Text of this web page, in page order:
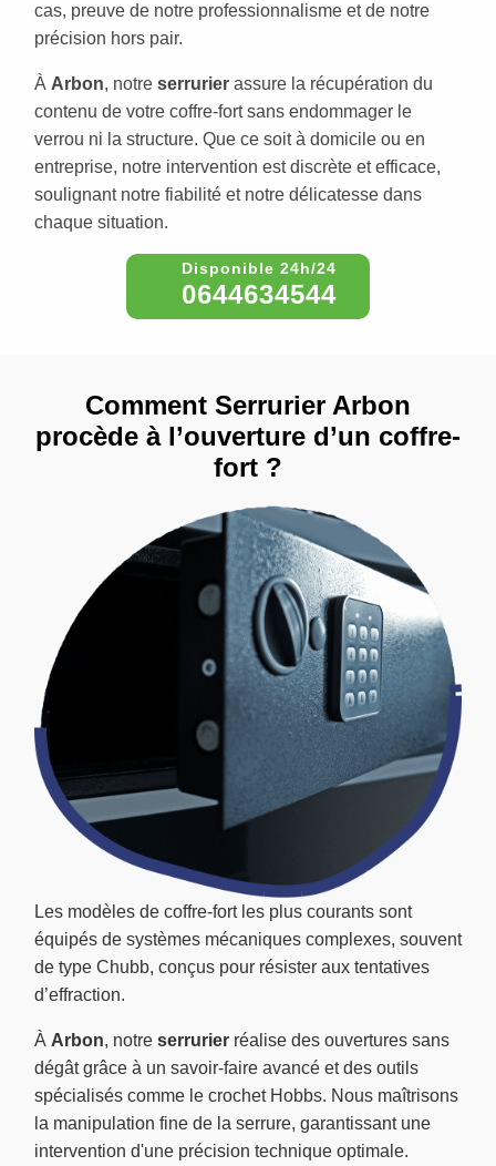
cas, preuve de notre professionnalisme et de notre
précision hors pair.
À Arbon, notre serrurier assure la récupération du
contenu de votre coffre-fort sans endommager le
verrou ni la structure. Que ce soit à domicile ou en
entreprise, notre intervention est discrète et efficace,
soulignant notre fiabilité et notre délicatesse dans
chaque situation.
0644634544
Les modèles de coffre-fort les plus courants sont
équipés de systèmes mécaniques complexes, souvent
de type Chubb, conçus pour résister aux tentatives
d’effraction.
À Arbon, notre serrurier réalise des ouvertures sans
dégât grâce à un savoir-faire avancé et des outils
spécialisés comme le crochet Hobbs. Nous maîtrisons
la manipulation fine de la serrure, garantissant une
intervention d'une précision technique optimale.
Comment Serrurier Arbon
procède à l’ouverture d’un coffre-
fort ?